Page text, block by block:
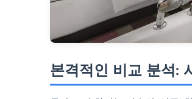
본격적인 비교 분석: